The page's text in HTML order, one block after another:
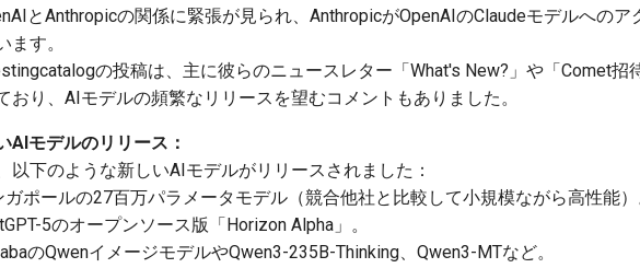
とAnthropicの関係に緊張が見られ、AnthropicがOpenAIのClaudeモデルへの
ます。
の投稿は、主に彼らのニュースレター「What's New?」や「Comet招
おり、AIモデルの頻繁なリリースを望むコメントもありました。
AIモデルのリリース：
以下のような新しいAIモデルがリリースされました：
ガポールの27百万パラメータモデル（競合他社と比較して小規模ながら高性能）
5のオープンソース版「Horizon Alpha」。
のQwenイメージモデルやQwen3-235B-Thinking、Qwen3-MTなど。